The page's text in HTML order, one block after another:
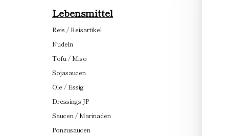
Lebensmittel
Reis / Reisartikel
Nudeln
Tofu / Miso
Sojasaucen
Öle / Essig
Dressings JP
Saucen / Marinaden
Ponzusaucen